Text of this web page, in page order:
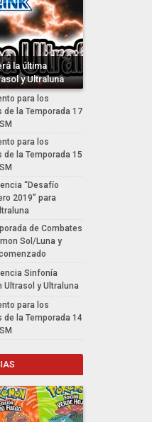
la última
y Ultraluna
para los
la Temporada 17
para los
la Temporada 15
“Desafío
2019” para
de Combates
Sol/Luna y
Sinfonía
Ultrasol y Ultraluna
para los
la Temporada 14